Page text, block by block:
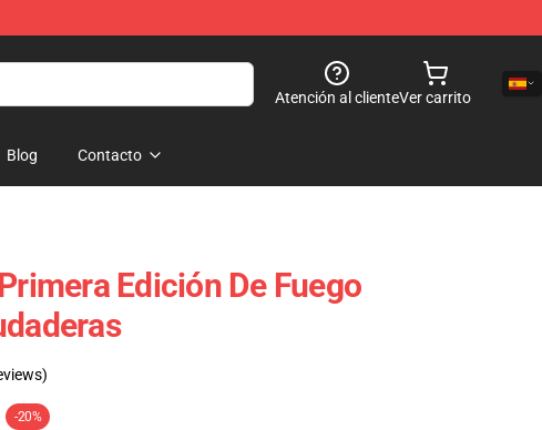
Atención al clienteVer carrito
Blog Contacto
Edición De Fuego
-20%